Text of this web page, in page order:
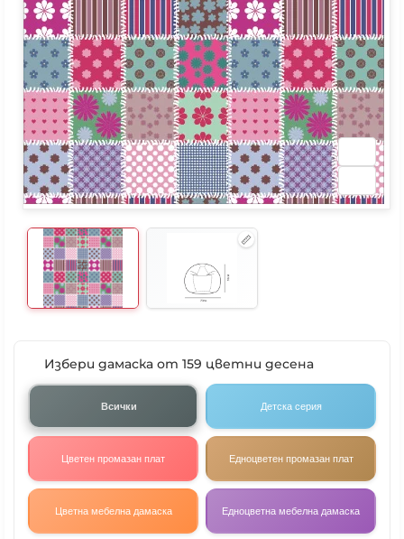
Избери дамаска от 159 цветни десена
Всички Детска серия
Цветен промазан плат Едноцветен промазан плат
Цветна мебелна дамаска Едноцветна мебелна дамаска